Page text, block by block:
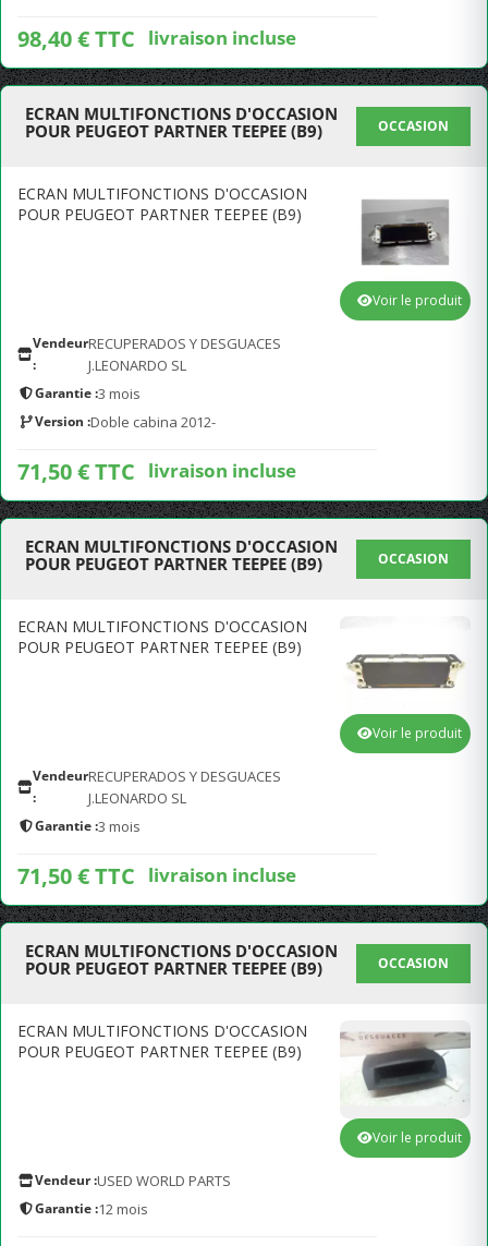
98,40 € TTC livraison incluse
ECRAN MULTIFONCTIONS D'OCCASION
POUR PEUGEOT PARTNER TEEPEE (B9)
OCCASION
ECRAN MULTIFONCTIONS D'OCCASION
POUR PEUGEOT PARTNER TEEPEE (B9)
Vendeur
:
RECUPERADOS Y DESGUACES
J.LEONARDO SL
Garantie :3 mois
Version :Doble cabina 2012-
71,50 € TTC livraison incluse
Voir le produit
ECRAN MULTIFONCTIONS D'OCCASION
POUR PEUGEOT PARTNER TEEPEE (B9)
OCCASION
ECRAN MULTIFONCTIONS D'OCCASION
POUR PEUGEOT PARTNER TEEPEE (B9)
Vendeur
:
RECUPERADOS Y DESGUACES
J.LEONARDO SL
Garantie :3 mois
71,50 € TTC livraison incluse
Voir le produit
ECRAN MULTIFONCTIONS D'OCCASION
POUR PEUGEOT PARTNER TEEPEE (B9)
OCCASION
ECRAN MULTIFONCTIONS D'OCCASION
POUR PEUGEOT PARTNER TEEPEE (B9)
Vendeur :USED WORLD PARTS
Garantie :12 mois
Voir le produit